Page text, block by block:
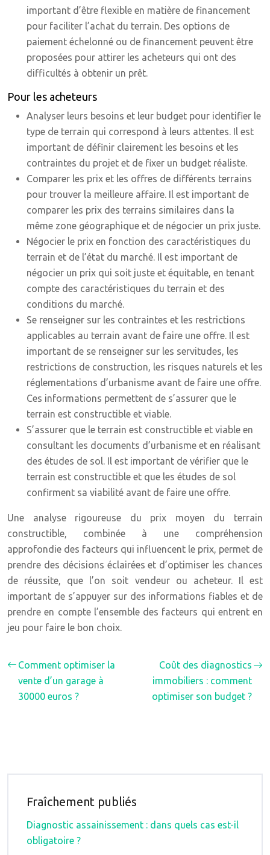
important d’être flexible en matière de financement
pour faciliter l’achat du terrain. Des options de
paiement échelonné ou de financement peuvent être
proposées pour attirer les acheteurs qui ont des
difficultés à obtenir un prêt.
Pour les acheteurs
Analyser leurs besoins et leur budget pour identifier le
type de terrain qui correspond à leurs attentes. Il est
important de définir clairement les besoins et les
contraintes du projet et de fixer un budget réaliste.
Comparer les prix et les offres de différents terrains
pour trouver la meilleure affaire. Il est important de
comparer les prix des terrains similaires dans la
même zone géographique et de négocier un prix juste.
Négocier le prix en fonction des caractéristiques du
terrain et de l’état du marché. Il est important de
négocier un prix qui soit juste et équitable, en tenant
compte des caractéristiques du terrain et des
conditions du marché.
Se renseigner sur les contraintes et les restrictions
applicables au terrain avant de faire une offre. Il est
important de se renseigner sur les servitudes, les
restrictions de construction, les risques naturels et les
réglementations d’urbanisme avant de faire une offre.
Ces informations permettent de s’assurer que le
terrain est constructible et viable.
S’assurer que le terrain est constructible et viable en
consultant les documents d’urbanisme et en réalisant
des études de sol. Il est important de vérifier que le
terrain est constructible et que les études de sol
confirment sa viabilité avant de faire une offre.
Une analyse rigoureuse du prix moyen du terrain
constructible, combinée à une compréhension
approfondie des facteurs qui influencent le prix, permet de
prendre des décisions éclairées et d’optimiser les chances
de réussite, que l’on soit vendeur ou acheteur. Il est
important de s’appuyer sur des informations fiables et de
prendre en compte l’ensemble des facteurs qui entrent en
jeu pour faire le bon choix.
Comment optimiser la
vente d’un garage à
30000 euros ?
Coût des diagnostics
immobiliers : comment
optimiser son budget ?
Fraîchement publiés
Diagnostic assainissement : dans quels cas est-il
obligatoire ?